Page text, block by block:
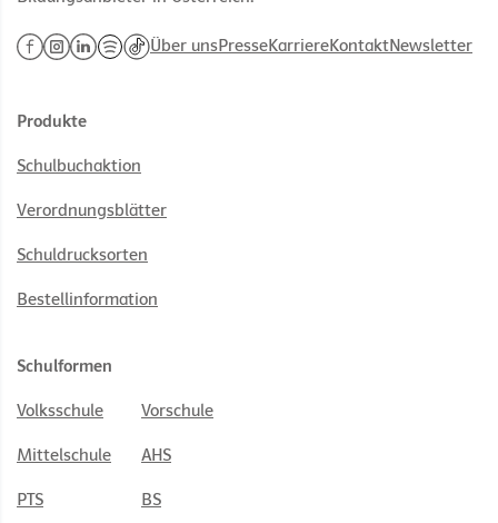
Über unsPresseKarriereKontaktNewsletter
Produkte
Schulbuchaktion
Verordnungsblätter
Schuldrucksorten
Bestellinformation
Schulformen
Volksschule Vorschule
Mittelschule AHS
PTS BS